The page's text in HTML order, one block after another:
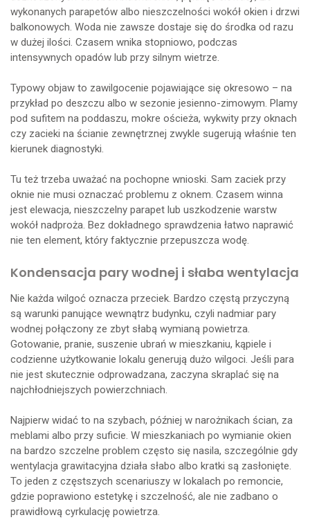
wykonanych parapetów albo nieszczelności wokół okien i drzwi
balkonowych. Woda nie zawsze dostaje się do środka od razu
w dużej ilości. Czasem wnika stopniowo, podczas
intensywnych opadów lub przy silnym wietrze.
Typowy objaw to zawilgocenie pojawiające się okresowo – na
przykład po deszczu albo w sezonie jesienno-zimowym. Plamy
pod sufitem na poddaszu, mokre ościeża, wykwity przy oknach
czy zacieki na ścianie zewnętrznej zwykle sugerują właśnie ten
kierunek diagnostyki.
Tu też trzeba uważać na pochopne wnioski. Sam zaciek przy
oknie nie musi oznaczać problemu z oknem. Czasem winna
jest elewacja, nieszczelny parapet lub uszkodzenie warstw
wokół nadproża. Bez dokładnego sprawdzenia łatwo naprawić
nie ten element, który faktycznie przepuszcza wodę.
Kondensacja pary wodnej i słaba wentylacja
Nie każda wilgoć oznacza przeciek. Bardzo częstą przyczyną
są warunki panujące wewnątrz budynku, czyli nadmiar pary
wodnej połączony ze zbyt słabą wymianą powietrza.
Gotowanie, pranie, suszenie ubrań w mieszkaniu, kąpiele i
codzienne użytkowanie lokalu generują dużo wilgoci. Jeśli para
nie jest skutecznie odprowadzana, zaczyna skraplać się na
najchłodniejszych powierzchniach.
Najpierw widać to na szybach, później w narożnikach ścian, za
meblami albo przy suficie. W mieszkaniach po wymianie okien
na bardzo szczelne problem często się nasila, szczególnie gdy
wentylacja grawitacyjna działa słabo albo kratki są zasłonięte.
To jeden z częstszych scenariuszy w lokalach po remoncie,
gdzie poprawiono estetykę i szczelność, ale nie zadbano o
prawidłową cyrkulację powietrza.